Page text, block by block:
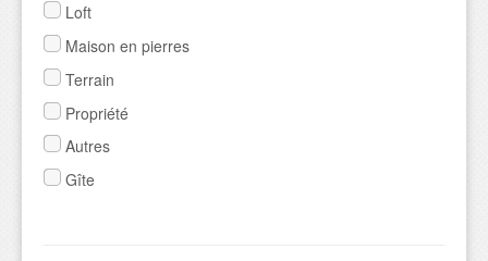
Loft
Maison en pierres
Terrain
Propriété
Autres
Gîte